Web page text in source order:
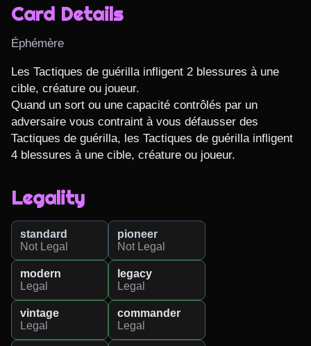
Card Details
Éphémère
Les Tactiques de guérilla infligent 2 blessures à une
cible, créature ou joueur.
Quand un sort ou une capacité contrôlés par un
adversaire vous contraint à vous défausser des
Tactiques de guérilla, les Tactiques de guérilla infligent
4 blessures à une cible, créature ou joueur.
Legality
standard
Not Legal
pioneer
Not Legal
modern
Legal
legacy
Legal
vintage
Legal
commander
Legal